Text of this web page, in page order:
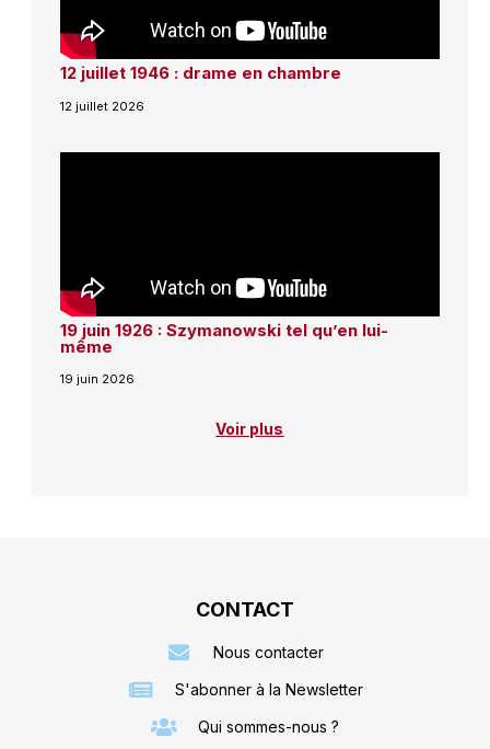
12 juillet 1946 : drame en chambre
12 juillet 2026
19 juin 1926 : Szymanowski tel qu’en lui-
même
19 juin 2026
Voir plus
CONTACT
Nous contacter
S'abonner à la Newsletter
Qui sommes-nous ?